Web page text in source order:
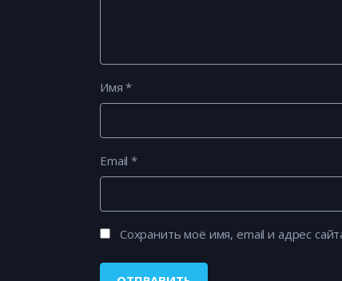
Имя*
Email*
Сохранить моё имя, email и адрес